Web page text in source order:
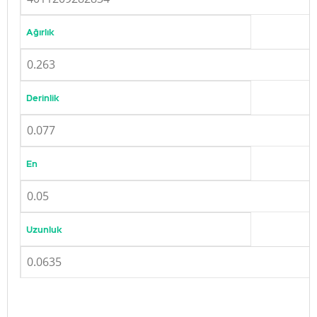
Ağırlık
0.263
Derinlik
0.077
En
0.05
Uzunluk
0.0635